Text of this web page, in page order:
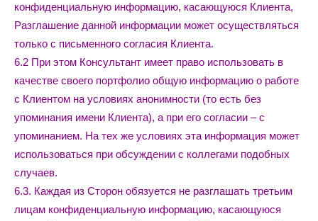
конфиденциальную информацию, касающуюся Клиента,
Разглашение данной информации может осуществляться
только с письменного согласия Клиента.
6.2 При этом Консультант имеет право использовать в
качестве своего портфолио общую информацию о работе
с Клиентом на условиях анонимности (то есть без
упоминания имени Клиента), а при его согласии – с
упоминанием. На тех же условиях эта информация может
использоваться при обсуждении с коллегами подобных
случаев.
6.3. Каждая из Сторон обязуется не разглашать третьим
лицам конфиденциальную информацию, касающуюся